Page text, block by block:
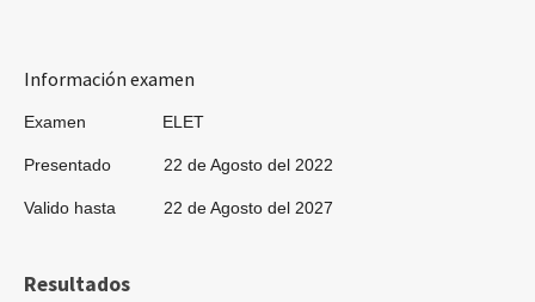
Información examen
Examen ELET
Presentado 22 de Agosto del 2022
Valido hasta 22 de Agosto del 2027
Resultados